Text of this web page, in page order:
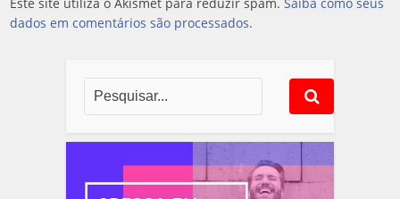
dados em comentários são processados.